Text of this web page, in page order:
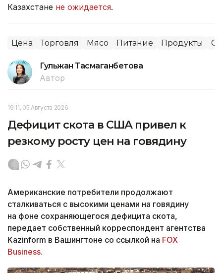
Казахстане не ожидается.
Цена Торговля Мясо Питание Продукты
Гульжан Тасмаганбетова
Автор
19:11, 05 Августа 2026
Дефицит скота в США привел к
резкому росту цен на говядину
Американские потребители продолжают
сталкиваться с высокими ценами на говядину
на фоне сохраняющегося дефицита скота,
передает собственный корреспондент агентства
Kazinform в Вашингтоне со ссылкой на FOX
Business.